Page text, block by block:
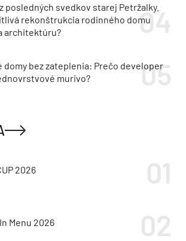
posledných svedkov starej Petržalky.
rekonštrukcia rodinného domu
architektúru?
domy bez zateplenia: Prečo developer
murivo?
2026
Menu 2026